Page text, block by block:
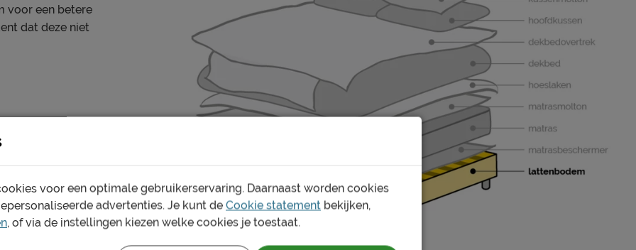
vochtig doekje
voor een betere
dat deze niet
voor een optimale gebruikerservaring. Daarnaast worden cookies
advertenties. Je kunt de Cookie statement bekijken,
, of via de instellingen kiezen welke cookies je toestaat.